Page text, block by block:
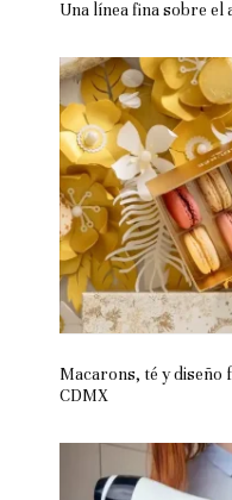
Una línea fina sobre el
Macarons, té y diseño
CDMX